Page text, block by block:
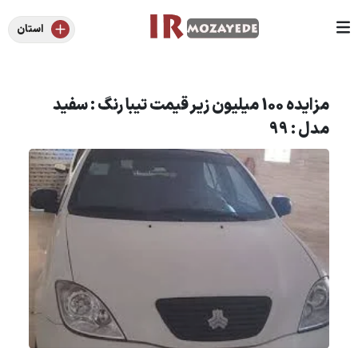
استان
مزایده 100 میلیون زیر قیمت تیبا رنگ : سفید
مدل : 99